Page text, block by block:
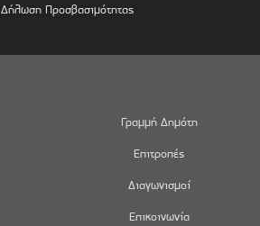
Δήλωση Προσβασιμότητας
Γραμμή Δημότη
Επιτροπές
Διαγωνισμοί
Επικοινωνία